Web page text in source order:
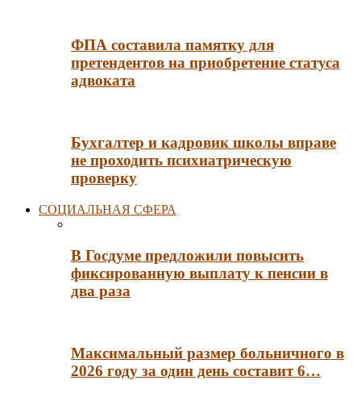
ФПА составила памятку для
претендентов на приобретение статуса
адвоката
Бухгалтер и кадровик школы вправе
не проходить психиатрическую
проверку
СОЦИАЛЬНАЯ СФЕРА
В Госдуме предложили повысить
фиксированную выплату к пенсии в
два раза
Максимальный размер больничного в
2026 году за один день составит 6…